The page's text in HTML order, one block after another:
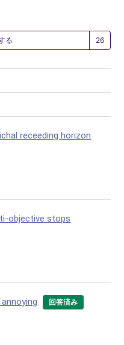
る
receeding horizon
objective stops
回答済み